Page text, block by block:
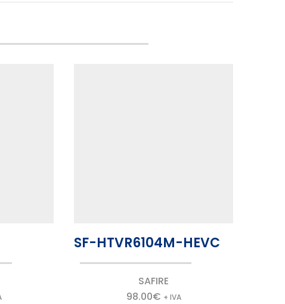
SF-HTVR6104M-HEVC
SAFIRE
98.00€ + IVA